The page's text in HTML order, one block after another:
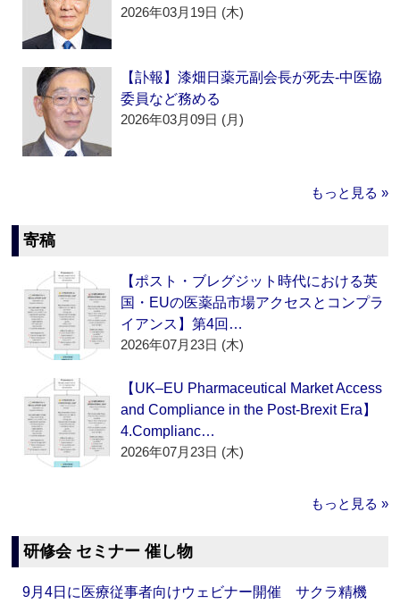
2026年03月19日 (木)
【訃報】漆畑日薬元副会長が死去‐中医協
委員など務める
2026年03月09日 (月)
もっと見る »
寄稿
【ポスト・ブレグジット時代における英
国・EUの医薬品市場アクセスとコンプラ
イアンス】第4回…
2026年07月23日 (木)
【UK–EU Pharmaceutical Market Access
and Compliance in the Post-Brexit Era】
4.Complianc…
2026年07月23日 (木)
もっと見る »
研修会 セミナー 催し物
9月4日に医療従事者向けウェビナー開催 サクラ精機